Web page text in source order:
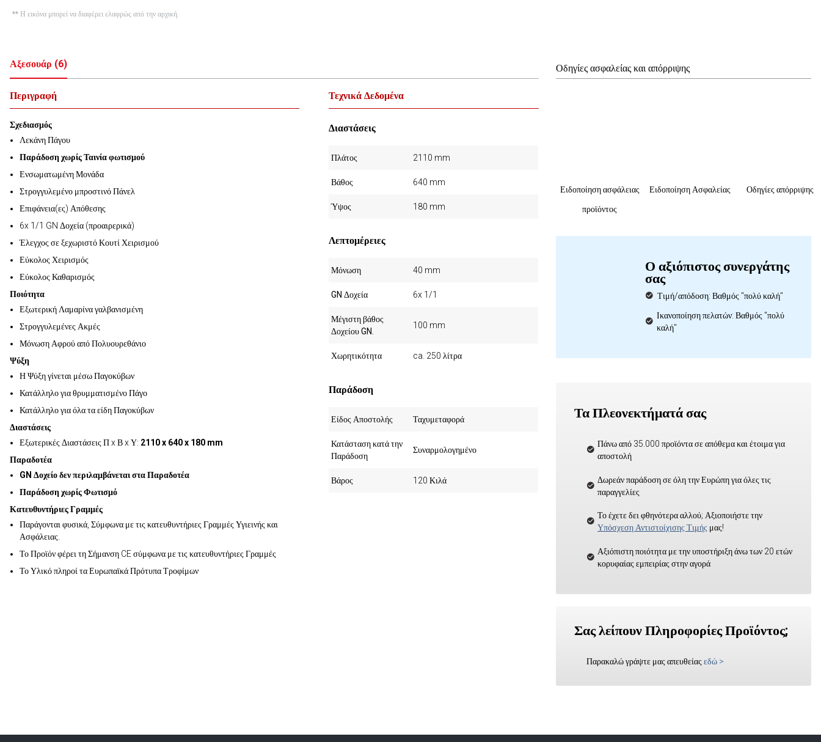
** Η εικόνα μπορεί να διαφέρει ελαφρώς από την αρχική.
Αξεσουάρ (6)
Περιγραφή
Σχεδιασμός
Λεκάνη Πάγου
Παράδοση χωρίς Ταινία φωτισμού
Ενσωματωμένη Μονάδα
Στρογγυλεμένο μπροστινό Πάνελ
Επιφάνεια(ες) Απόθεσης
6x 1/1 GN Δοχεία (προαιρερικά)
Έλεγχος σε ξεχωριστό Κουτί Χειρισμού
Εύκολος Χειρισμός
Εύκολος Καθαρισμός
Ποιότητα
Εξωτερική Λαμαρίνα γαλβανισμένη
Στρογγυλεμένες Ακμές
Μόνωση Αφρού από Πολυουρεθάνιο
Ψύξη
Η Ψύξη γίνεται μέσω Παγοκύβων
Κατάλληλο για θρυμματισμένο Πάγο
Κατάλληλο για όλα τα είδη Παγοκύβων
Διαστάσεις
Εξωτερικές Διαστάσεις Π x Β x Υ: 2110 x 640 x 180 mm
Παραδοτέα
GN Δοχείο δεν περιλαμβάνεται στα Παραδοτέα
Παράδοση χωρίς Φωτισμό
Κατευθυντήριες Γραμμές
Παράγονται φυσικά, Σύμφωνα με τις κατευθυντήριες Γραμμές Υγιεινής και
Ασφάλειας.
Το Προϊόν φέρει τη Σήμανση CE σύμφωνα με τις κατευθυντήριες Γραμμές
Το Υλικό πληροί τα Ευρωπαϊκά Πρότυπα Τροφίμων
Τεχνικά Δεδομένα
Διαστάσεις
Πλάτος 2110 mm
Βάθος 640 mm
Ύψος 180 mm
Λεπτομέρειες
Μόνωση 40 mm
GN Δοχεία 6x 1/1
Μέγιστη βάθος
Δοχείου GN.
100 mm
Χωρητικότητα ca. 250 λίτρα
Παράδοση
Είδος Αποστολής Ταχυμεταφορά
Κατάσταση κατά την
Παράδοση
Συναρμολογημένο
Βάρος 120 Κιλά
Οδηγίες ασφαλείας και απόρριψης
Ειδοποίηση ασφάλειας
προϊόντος
Ειδοποίηση Ασφαλείας Οδηγίες απόρριψης
Ο αξιόπιστος συνεργάτης
σας
Τιμή/απόδοση: Βαθμός "πολύ καλή"
Ικανοποίηση πελατών: Βαθμός "πολύ
καλή"
Τα Πλεονεκτήματά σας
Πάνω από 35.000 προϊόντα σε απόθεμα και έτοιμα για
αποστολή
Δωρεάν παράδοση σε όλη την Ευρώπη για όλες τις
παραγγελίες
Το έχετε δει φθηνότερα αλλού; Αξιοποιήστε την
Υπόσχεση Αντιστοίχισης Τιμής μας!
Αξιόπιστη ποιότητα με την υποστήριξη άνω των 20 ετών
κορυφαίας εμπειρίας στην αγορά
Σας λείπουν Πληροφορίες Προϊόντος;
Παρακαλώ γράψτε μας απευθείας εδώ >